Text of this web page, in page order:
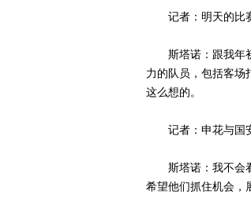
记者：明天的比赛
斯塔诺：跟我年初
力的队员，包括客场
这么想的。
记者：申花与国安
斯塔诺：我不会看
希望他们抓住机会，